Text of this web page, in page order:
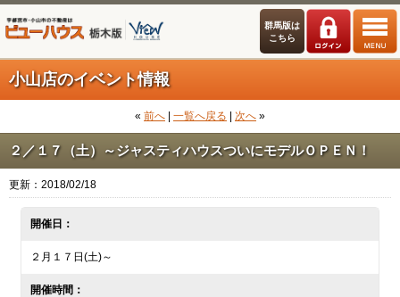
群馬版は
こちら
小山店のイベント情報
« 前へ 一覧へ戻る 次へ »
２／１７（土）～ジャスティハウスついにモデルＯＰＥＮ！
更新：2018/02/18
開催日：
２月１７日(土)～
開催時間：